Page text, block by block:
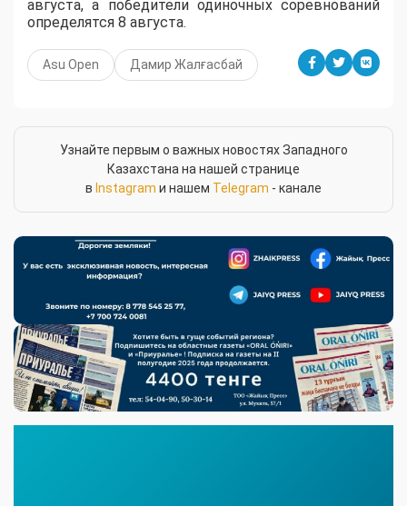
августа, а победители одиночных соревнований
определятся 8 августа.
Asu Open Дамир Жалғасбай
Узнайте первым о важных новостях Западного
Казахстана на нашей странице
в Instagram и нашем Telegram - канале